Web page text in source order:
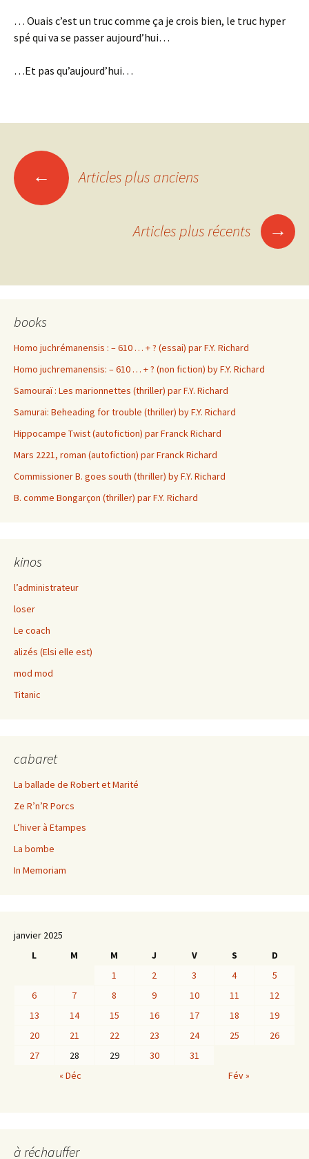
… Ouais c’est un truc comme ça je crois bien, le truc hyper
spé qui va se passer aujourd’hui…
…Et pas qu’aujourd’hui…
Navigation
des
← Articles plus anciens
Articles plus récents →
books
Homo juchrémanensis : – 610 … + ? (essai) par F.Y. Richard
Homo juchremanensis: – 610 … + ? (non fiction) by F.Y. Richard
Samouraï : Les marionnettes (thriller) par F.Y. Richard
Samurai: Beheading for trouble (thriller) by F.Y. Richard
Hippocampe Twist (autofiction) par Franck Richard
Mars 2221, roman (autofiction) par Franck Richard
Commissioner B. goes south (thriller) by F.Y. Richard
B. comme Bongarçon (thriller) par F.Y. Richard
kinos
l’administrateur
loser
Le coach
alizés (Elsi elle est)
mod mod
Titanic
cabaret
La ballade de Robert et Marité
Ze R’n’R Porcs
L’hiver à Etampes
La bombe
In Memoriam
janvier 2025
L
M M J V S
D
1
2 3 4
5
6
7 8 9 10 11
12
13
14 15 16 17 18
19
20
21 22 23 24 25
26
27
28 29 30
31
« Déc
Fév »
à réchauffer